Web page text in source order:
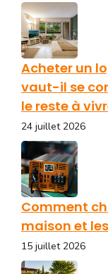
Acheter un
vaut-il se
le reste à
24 juillet 2026
Comment
maison et
15 juillet 2026